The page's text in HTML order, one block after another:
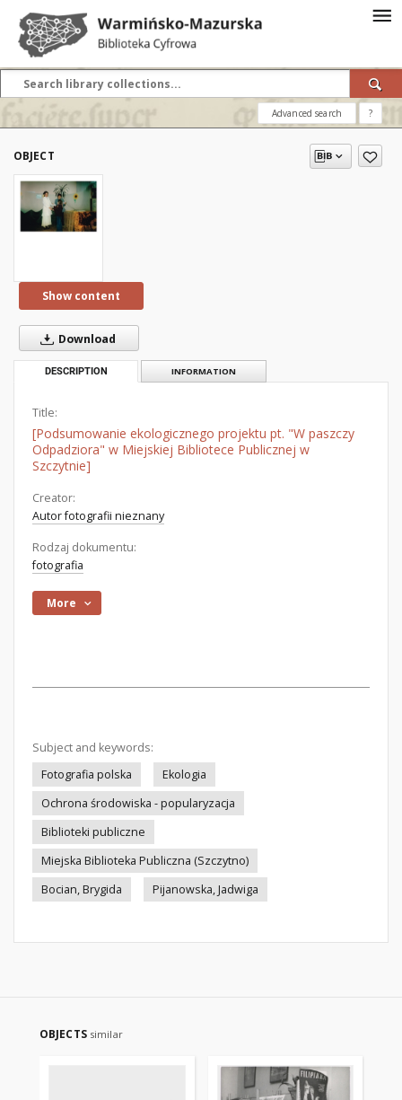
Advanced search ?
OBJECT
Show content
Download
DESCRIPTION INFORMATION
Title:
[Podsumowanie ekologicznego projektu pt. "W paszczy
Odpadziora" w Miejskiej Bibliotece Publicznej w
Szczytnie]
Creator:
Autor fotografii nieznany
Rodzaj dokumentu:
fotografia
More
Subject and keywords:
Fotografia polska
Ekologia
Ochrona środowiska - popularyzacja
Biblioteki publiczne
Miejska Biblioteka Publiczna (Szczytno)
Bocian, Brygida
Pijanowska, Jadwiga
OBJECTS similar